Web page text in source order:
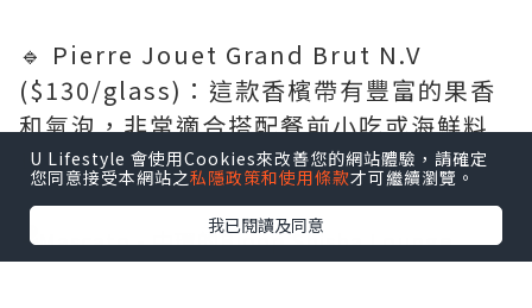
🔹 Pierre Jouet Grand Brut N.V
($130/glass)：這款香檳帶有豐富的果香
和氣泡，非常適合搭配餐前小吃或海鮮料
理 🍾
U Lifestyle 會使用Cookies來改善您的網站體驗，請確定
您同意接受本網站之私隱政策和使用條款才可繼續瀏覽。
我已閱讀及同意